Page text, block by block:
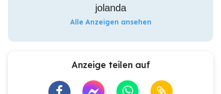
jolanda
Alle Anzeigen ansehen
Anzeige teilen auf